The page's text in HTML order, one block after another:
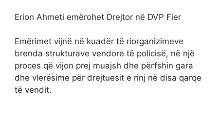
Erion Ahmeti emërohet Drejtor në DVP Fier
Emërimet vijnë në kuadër të riorganizimeve
brenda strukturave vendore të policisë, në një
proces që vijon prej muajsh dhe përfshin gara
dhe vlerësime për drejtuesit e rinj në disa qarqe
të vendit.